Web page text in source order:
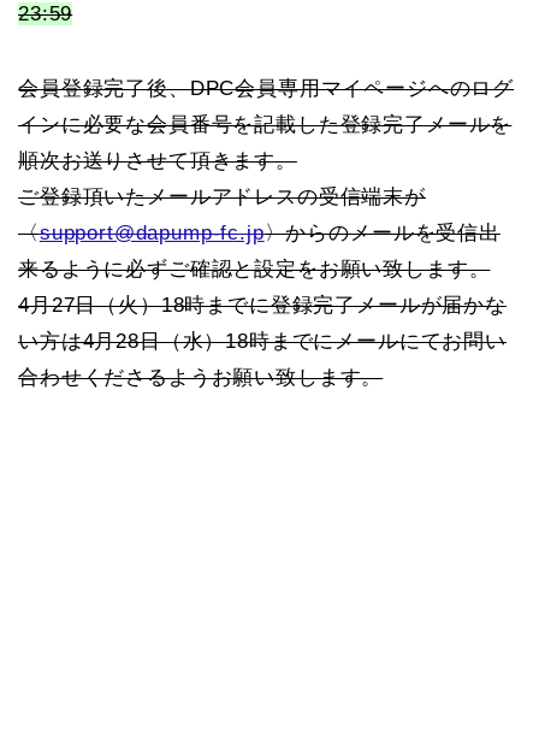
23:59
会員登録完了後、DPC会員専用マイページへのログ
インに必要な会員番号を記載した登録完了メールを
順次お送りさせて頂きます。
ご登録頂いたメールアドレスの受信端末が
〈support@dapump-fc.jp〉からのメールを受信出
来るように必ずご確認と設定をお願い致します。
4月27日（火）18時までに登録完了メールが届かな
い方は4月28日（水）18時までにメールにてお問い
合わせくださるようお願い致します。